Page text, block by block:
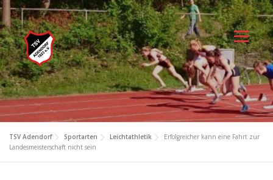
Zum
Inhalt
springen
Menü
TSV Adendorf Sportarten Leichtathletik
Erfolgreicher kann eine Fahrt zur
Landesmeisterschaft nicht sein